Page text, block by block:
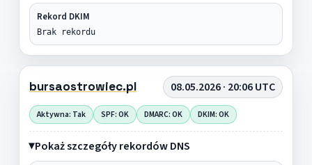
Rekord DKIM
Brak rekordu
bursaostrowiec.pl 08.05.2026 · 20:06 UTC
Aktywna: Tak SPF: OK DMARC: OK DKIM: OK
Pokaż szczegóły rekordów DNS